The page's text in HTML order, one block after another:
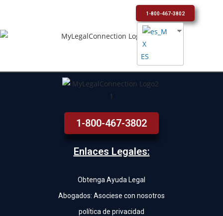
1-800-467-3802
ES
1-800-467-3802
Enlaces Legales:
Obtenga Ayuda Legal
Abogados: Asociese con nosotros
política de privacidad